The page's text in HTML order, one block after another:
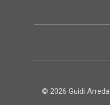
© 2026 Guidi Arreda